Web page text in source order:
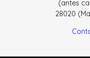
(antes
28020